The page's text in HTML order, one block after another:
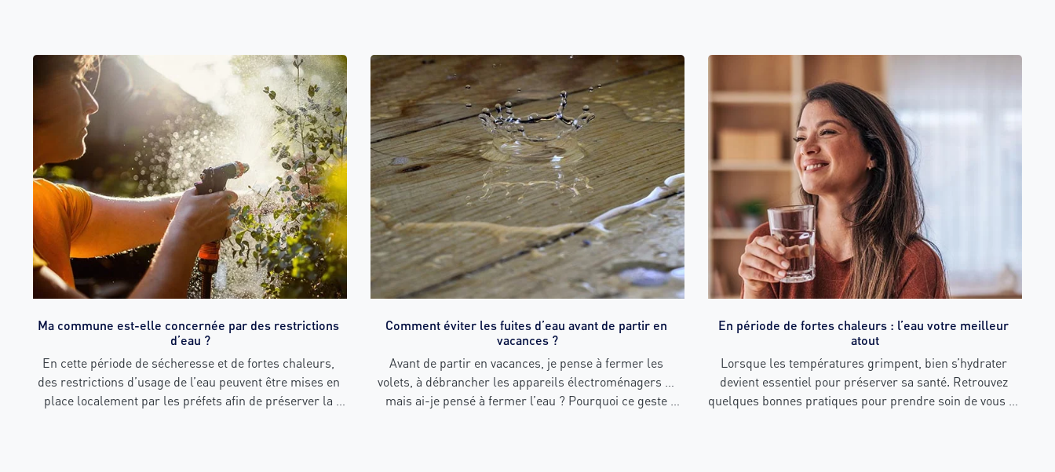
Ma commune est-elle concernée par des restrictions
d’eau ?
En cette période de sécheresse et de fortes chaleurs,
des restrictions d’usage de l’eau peuvent être mises en
place localement par les préfets afin de préserver la
Comment éviter les fuites d’eau avant de partir en
vacances ?
Avant de partir en vacances, je pense à fermer les
volets, à débrancher les appareils électroménagers …
mais ai-je pensé à fermer l’eau ? Pourquoi ce geste
En période de fortes chaleurs : l’eau votre meilleur
atout
Lorsque les températures grimpent, bien s’hydrater
devient essentiel pour préserver sa santé. Retrouvez
quelques bonnes pratiques pour prendre soin de vous et